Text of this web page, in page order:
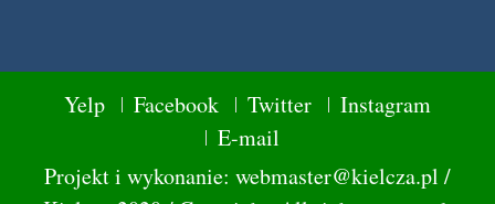
Yelp Facebook Twitter
Instagram
E-mail
Projekt i wykonanie: webmaster@kielcza.pl /